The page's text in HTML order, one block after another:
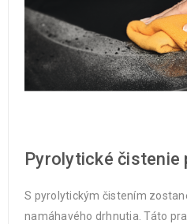
Pyrolytické čistenie
S pyrolytickým čistením
namáhavého drhnutia. Táto